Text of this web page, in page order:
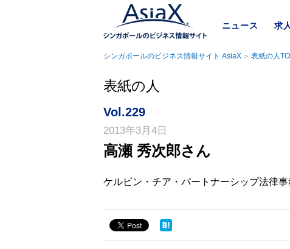
ニュース 求人
シンガポールのビジネス情報サイト AsiaX 表紙の人
表紙の人
Vol.229
2013年3月4日
高瀬 秀次郎さん
ケルビン・チア・パートナーシップ法律事